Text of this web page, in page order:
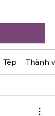
Tệp Thành